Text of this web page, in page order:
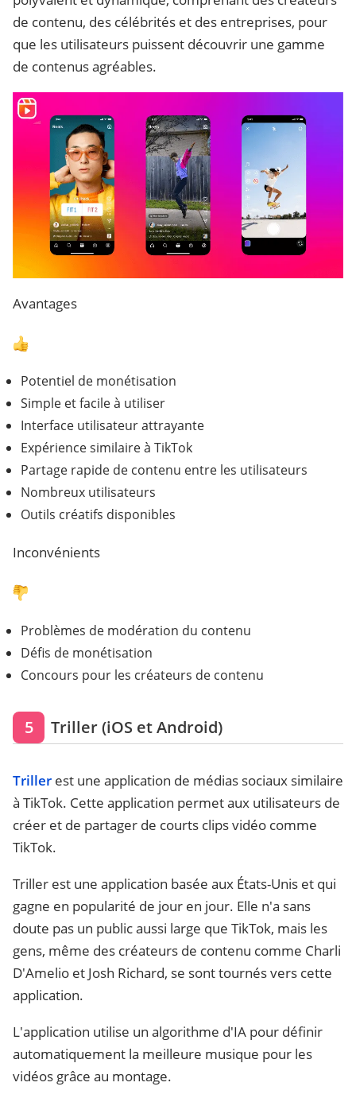
de contenu, des célébrités et des entreprises, pour
que les utilisateurs puissent découvrir une gamme
de contenus agréables.
Avantages
Potentiel de monétisation
Simple et facile à utiliser
Interface utilisateur attrayante
Expérience similaire à TikTok
Partage rapide de contenu entre les utilisateurs
Nombreux utilisateurs
Outils créatifs disponibles
Inconvénients
Problèmes de modération du contenu
Défis de monétisation
Concours pour les créateurs de contenu
5 Triller (iOS et Android)
Triller est une application de médias sociaux similaire
à TikTok. Cette application permet aux utilisateurs de
créer et de partager de courts clips vidéo comme
TikTok.
Triller est une application basée aux États-Unis et qui
gagne en popularité de jour en jour. Elle n'a sans
doute pas un public aussi large que TikTok, mais les
gens, même des créateurs de contenu comme Charli
D'Amelio et Josh Richard, se sont tournés vers cette
application.
L'application utilise un algorithme d'IA pour définir
automatiquement la meilleure musique pour les
vidéos grâce au montage.